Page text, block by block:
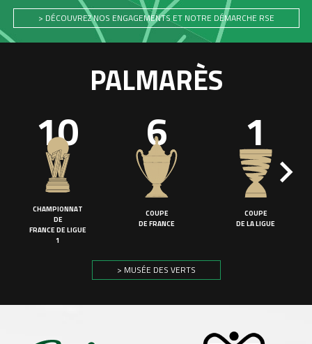
> DÉCOUVREZ NOS ENGAGEMENTS ET NOTRE DÉMARCHE RSE
PALMARÈS
10
CHAMPIONNAT
DE
FRANCE DE LIGUE
1
6
COUPE
DE FRANCE
1
COUPE
DE LA LIGUE
> MUSÉE DES VERTS